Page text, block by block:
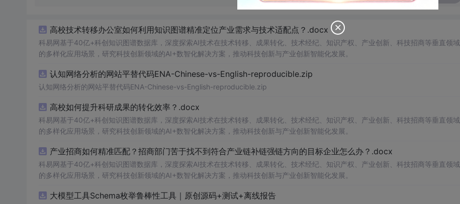
高校技术转移办公室如何利用知识图谱精准定位产业需求与技术适配点？.docx
科易网基于40亿+科创知识图谱数据库，深度探索AI技术在技术转移、成果转化、技术经纪、知识产权、产业创新、科技招商等垂直领域
的多样化应用场景，研究科技创新领域的AI+数智化解决方案，推动科技创新与产业创新智能化发展。
认知网络分析的网站平替代码ENA-Chinese-vs-English-reproducible.zip
认知网络分析的网站平替代码ENA-Chinese-vs-English-reproducible.zip
高校如何提升科研成果的转化效率？.docx
科易网基于40亿+科创知识图谱数据库，深度探索AI技术在技术转移、成果转化、技术经纪、知识产权、产业创新、科技招商等垂直领域
的多样化应用场景，研究科技创新领域的AI+数智化解决方案，推动科技创新与产业创新智能化发展。
产业招商如何精准匹配？招商部门苦于找不到符合产业链补链强链方向的目标企业怎么办？.docx
科易网基于40亿+科创知识图谱数据库，深度探索AI技术在技术转移、成果转化、技术经纪、知识产权、产业创新、科技招商等垂直领域
的多样化应用场景，研究科技创新领域的AI+数智化解决方案，推动科技创新与产业创新智能化发展。
大模型工具Schema枚举鲁棒性工具｜原创源码+测试+离线报告